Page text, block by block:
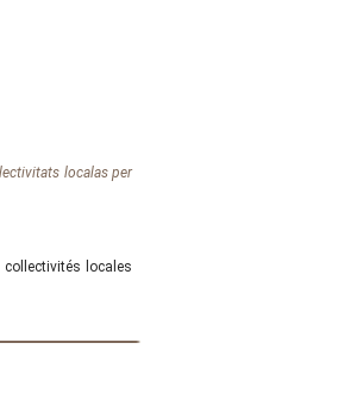
localas per
collectivités locales